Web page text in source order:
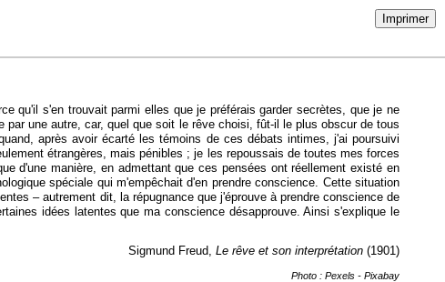
Imprimer
qu'il s'en trouvait parmi elles que je préférais garder secrètes, que je ne
une autre, car, quel que soit le rêve choisi, fût-il le plus obscur de tous
après avoir écarté les témoins de ces débats intimes, j'ai poursuivi
étrangères, mais pénibles ; je les repoussais de toutes mes forces
d'une manière, en admettant que ces pensées ont réellement existé en
spéciale qui m'empêchait d'en prendre conscience. Cette situation
– autrement dit, la répugnance que j'éprouve à prendre conscience de
idées latentes que ma conscience désapprouve. Ainsi s'explique le
Sigmund Freud, Le rêve et son interprétation (1901)
Photo : Pexels - Pixabay